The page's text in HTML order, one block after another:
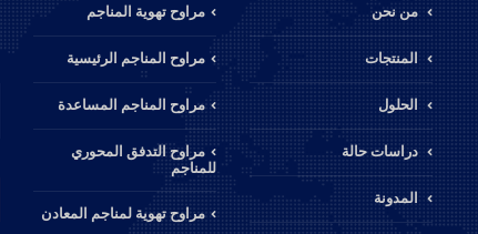
من نحن
المنتجات
الحلول
دراسات حالة
المدونة
مراوح تهوية المناجم
مراوح المناجم الرئيسية
مراوح المناجم المساعدة
مراوح التدفق المحوري
للمناجم
مراوح تهوية لمناجم المعادن